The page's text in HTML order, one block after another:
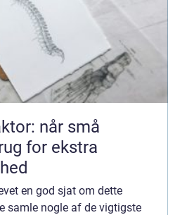
når små
for ekstra
en god sjat om dette
samle nogle af de vigtigste